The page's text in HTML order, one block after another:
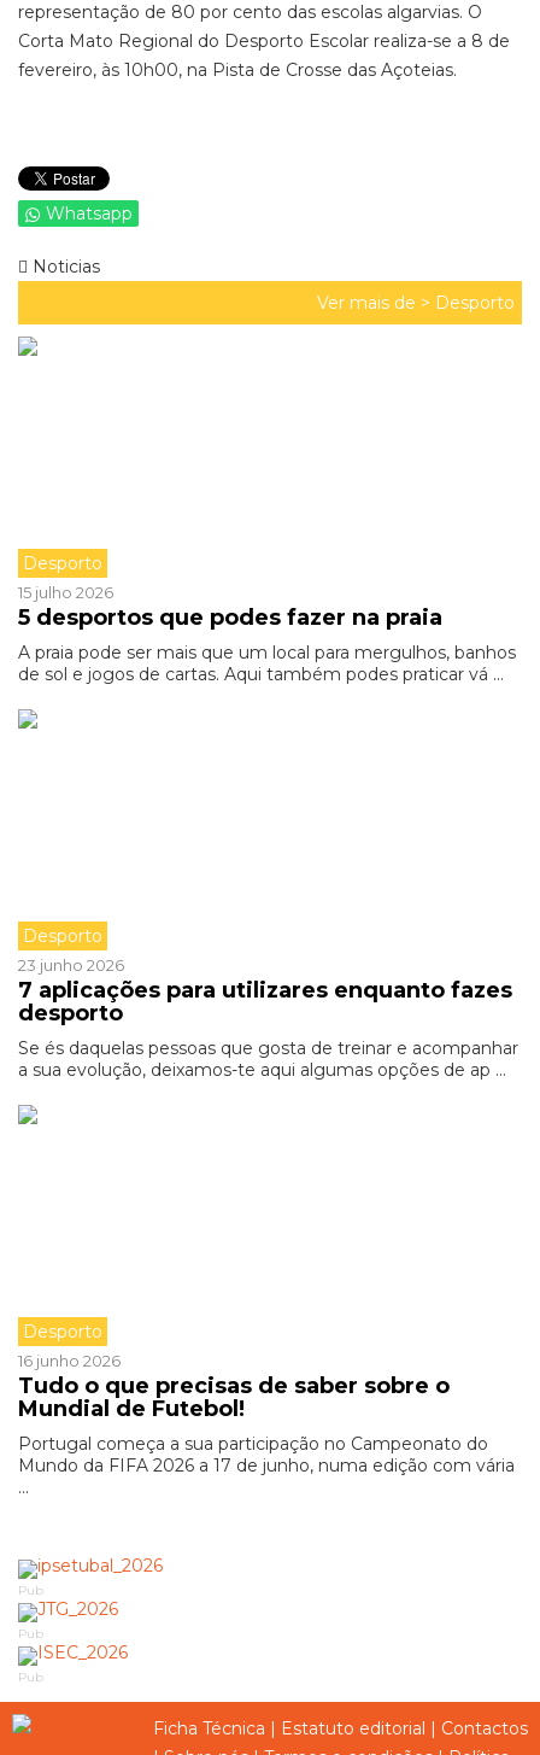
representação de 80 por cento das escolas algarvias. O
Corta Mato Regional do Desporto Escolar realiza-se a 8 de
fevereiro, às 10h00, na Pista de Crosse das Açoteias.
Whatsapp
Noticias
Ver mais de > Desporto
Desporto
15 julho 2026
5 desportos que podes fazer na praia
A praia pode ser mais que um local para mergulhos, banhos
de sol e jogos de cartas. Aqui também podes praticar vá ...
Desporto
23 junho 2026
7 aplicações para utilizares enquanto fazes
desporto
Se és daquelas pessoas que gosta de treinar e acompanhar
a sua evolução, deixamos-te aqui algumas opções de ap ...
Desporto
16 junho 2026
Tudo o que precisas de saber sobre o
Mundial de Futebol!
Portugal começa a sua participação no Campeonato do
Mundo da FIFA 2026 a 17 de junho, numa edição com vária
...
Pub
Pub
Pub
Ficha Técnica | Estatuto editorial | Contactos